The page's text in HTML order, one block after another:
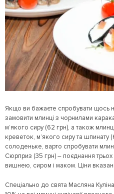
Якщо ви бажаєте спробувати щось
замовити млинці з чорнилами
м’якого сиру (62 грн), а також
креветок, м’якого сиру та
солоденьке, варто спробувати
Сюрприз (35 грн) – поєднання трьох
вишнею, сиром і маком. Ціни
Спеціально до свята Масляна